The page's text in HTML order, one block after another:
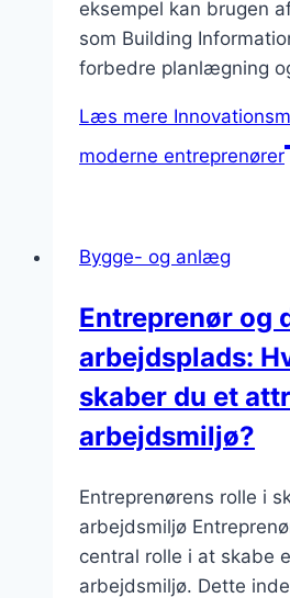
eksempel kan brugen
som Building
forbedre planlægning
Læs mere
moderne entreprenører
Bygge- og anlæg
Entreprenør og
arbejdsplads:
skaber du et
arbejdsmiljø?
Entreprenørens rolle i
arbejdsmiljø
central rolle i at skabe
arbejdsmiljø. Dette